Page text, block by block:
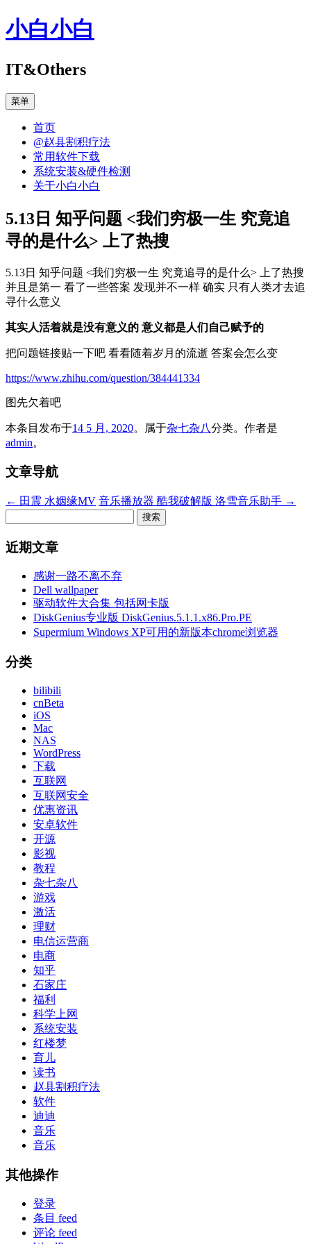
跳
至
文
小白小白
IT&Others
菜单
首页
@赵县割积疗法
常用软件下载
系统安装&硬件检测
关于小白小白
5.13日 知乎问题 <我们穷极一生 究竟追
寻的是什么> 上了热搜
5.13日 知乎问题 <我们穷极一生 究竟追寻的是什么> 上了热搜
并且是第一 看了一些答案 发现并不一样 确实 只有人类才去追
寻什么意义
其实人活着就是没有意义的 意义都是人们自己赋予的
把问题链接贴一下吧 看看随着岁月的流逝 答案会怎么变
https://www.zhihu.com/question/384441334
图先欠着吧
本条目发布于14 5 月, 2020。属于杂七杂八分类。 作者是
admin。
文章导航
← 田震 水姻缘MV 音乐播放器 酷我破解版 洛雪音乐助手 →
近期文章
感谢一路不离不弃
Dell wallpaper
驱动软件大合集 包括网卡版
DiskGenius专业版 DiskGenius.5.1.1.x86.Pro.PE
Supermium Windows XP可用的新版本chrome浏览器
分类
bilibili
cnBeta
iOS
Mac
NAS
WordPress
下载
互联网
互联网安全
优惠资讯
安卓软件
开源
影视
教程
杂七杂八
游戏
激活
理财
电信运营商
电商
知乎
石家庄
福利
科学上网
系统安装
红楼梦
育儿
读书
赵县割积疗法
软件
迪迪
音乐
音乐
其他操作
登录
条目 feed
评论 feed